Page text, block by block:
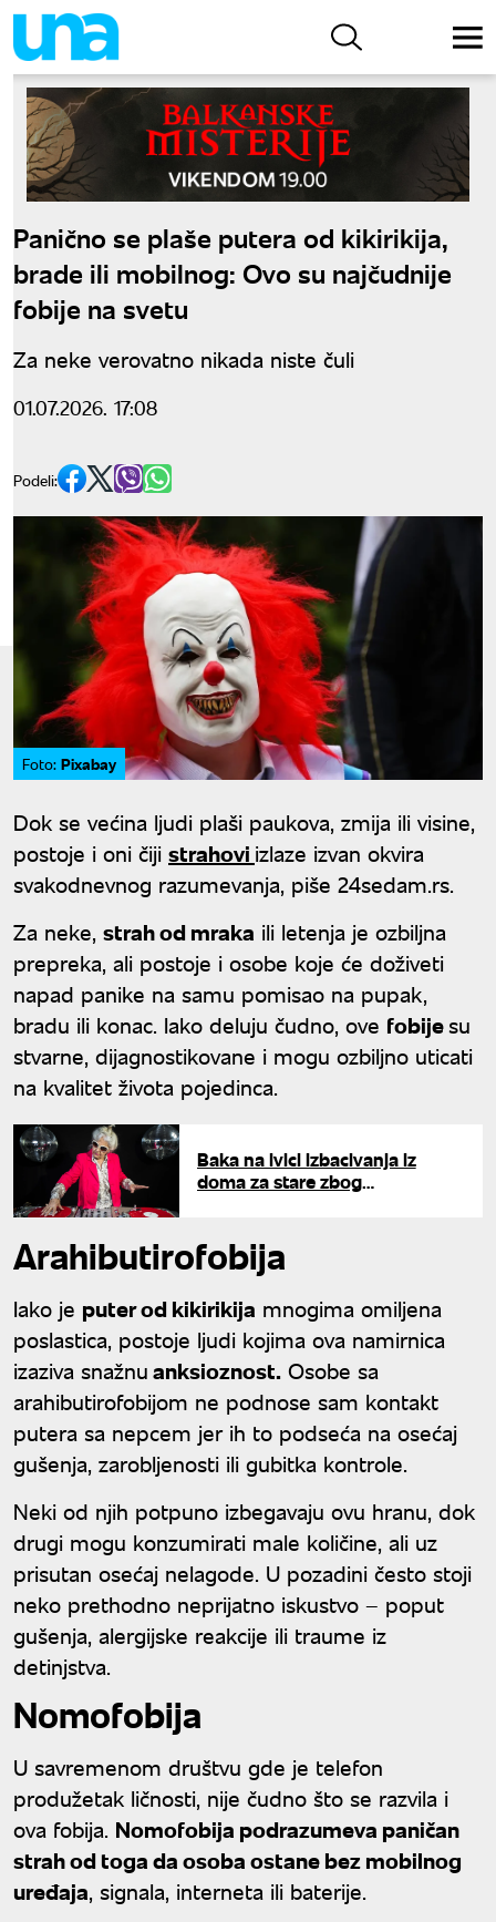
Panično se plaše putera od kikirikija,
brade ili mobilnog: Ovo su najčudnije
fobije na svetu
Za neke verovatno nikada niste čuli
01.07.2026. 17:08
Podeli:
Foto: Pixabay
Dok se većina ljudi plaši paukova, zmija ili visine,
postoje i oni čiji strahovi izlaze izvan okvira
svakodnevnog razumevanja, piše 24sedam.rs.
Za neke, strah od mraka ili letenja je ozbiljna
prepreka, ali postoje i osobe koje će doživeti
napad panike na samu pomisao na pupak,
bradu ili konac. Iako deluju čudno, ove fobijesu
stvarne, dijagnostikovane i mogu ozbiljno uticati
na kvalitet života pojedinca.
Baka na ivici izbacivanja iz
doma za stare zbog
Arahibutirofobija
Iako je puter od kikirikija mnogima omiljena
poslastica, postoje ljudi kojima ova namirnica
izaziva snažnuanksioznost. Osobe sa
arahibutirofobijom ne podnose sam kontakt
putera sa nepcem jer ih to podseća na osećaj
gušenja, zarobljenosti ili gubitka kontrole.
Neki od njih potpuno izbegavaju ovu hranu, dok
drugi mogu konzumirati male količine, ali uz
prisutan osećaj nelagode. U pozadini često stoji
neko prethodno neprijatno iskustvo – poput
gušenja, alergijske reakcije ili traume iz
detinjstva.
Nomofobija
U savremenom društvu gde je telefon
produžetak ličnosti, nije čudno što se razvila i
ova fobija. Nomofobija podrazumeva paničan
strah od toga da osoba ostane bez mobilnog
uređaja, signala, interneta ili baterije.